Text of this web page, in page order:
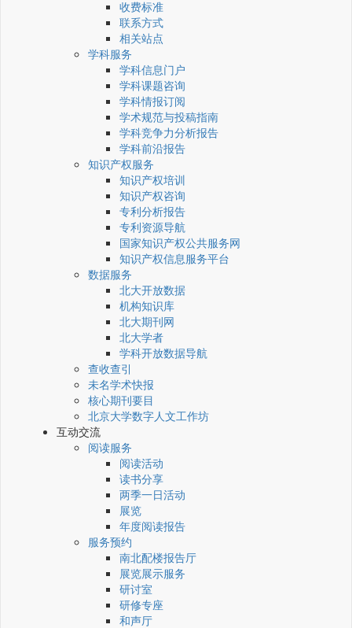
收费标准
联系方式
相关站点
学科服务
学科信息门户
学科课题咨询
学科情报订阅
学术规范与投稿指南
学科竞争力分析报告
学科前沿报告
知识产权服务
知识产权培训
知识产权咨询
专利分析报告
专利资源导航
国家知识产权公共服务网
知识产权信息服务平台
数据服务
北大开放数据
机构知识库
北大期刊网
北大学者
学科开放数据导航
查收查引
未名学术快报
核心期刊要目
北京大学数字人文工作坊
互动交流
阅读服务
阅读活动
读书分享
两季一日活动
展览
年度阅读报告
服务预约
南北配楼报告厅
展览展示服务
研讨室
研修专座
和声厅